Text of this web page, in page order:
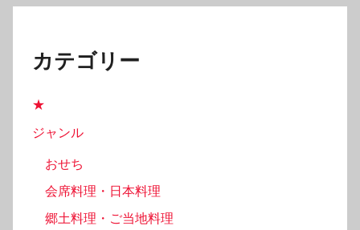
カテゴリー
★
ジャンル
おせち
会席料理・日本料理
郷土料理・ご当地料理